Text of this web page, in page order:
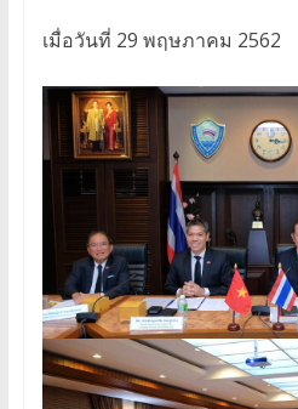
เมื่อวันที่ 29 พฤษภาคม 2562